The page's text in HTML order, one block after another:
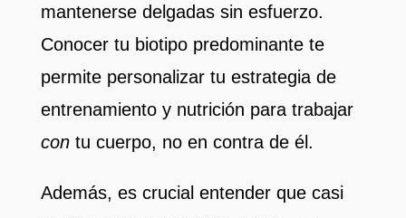
mantenerse delgadas sin esfuerzo.
Conocer tu biotipo predominante te
permite personalizar tu estrategia de
entrenamiento y nutrición para trabajar
contu cuerpo, no en contra de él.
Además, es crucial entender que casi